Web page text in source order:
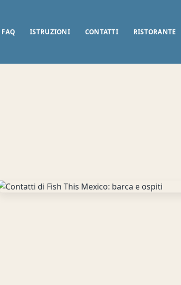
FAQ ISTRUZIONI CONTATTI RISTORANTE